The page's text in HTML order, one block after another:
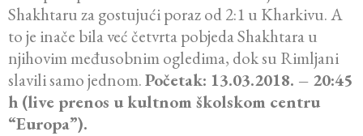
Shakhtaru za gostujući poraz od 2:1 u Kharkivu. A
to je inače bila već četvrta pobjeda Shakhtara u
njihovim međusobnim ogledima, dok su Rimljani
slavili samo jednom.Početak: 13.03.2018. – 20:45
h (live prenos u kultnom školskom centru
“Europa”).